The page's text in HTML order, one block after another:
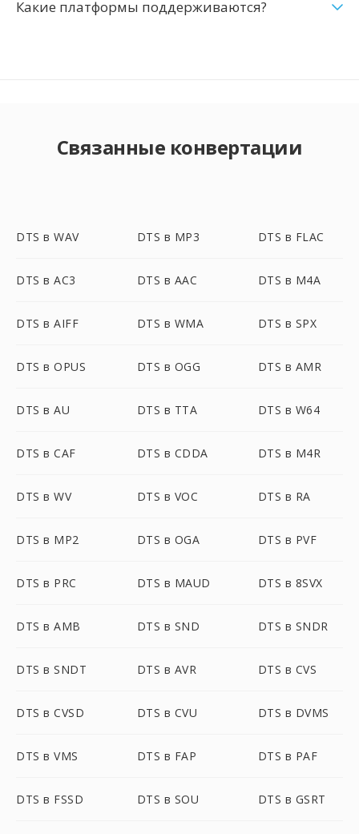
Какие платформы поддерживаются?
Связанные конвертации
DTS в WAV DTS в MP3 DTS в FLAC
DTS в AC3 DTS в AAC DTS в M4A
DTS в AIFF DTS в WMA DTS в SPX
DTS в OPUS DTS в OGG DTS в AMR
DTS в AU DTS в TTA DTS в W64
DTS в CAF DTS в CDDA DTS в M4R
DTS в WV DTS в VOC DTS в RA
DTS в MP2 DTS в OGA DTS в PVF
DTS в PRC DTS в MAUD DTS в 8SVX
DTS в AMB DTS в SND DTS в SNDR
DTS в SNDT DTS в AVR DTS в CVS
DTS в CVSD DTS в CVU DTS в DVMS
DTS в VMS DTS в FAP DTS в PAF
DTS в FSSD DTS в SOU DTS в GSRT